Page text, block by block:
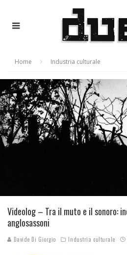
Home Industria culturale
Videolog – Tra il muto e il sonoro:
anglosassoni
Davide Di Giorgio Industria culturale